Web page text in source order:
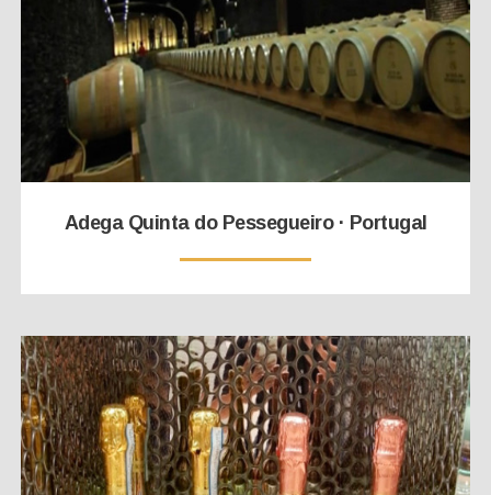
Adega Quinta do Pessegueiro · Portugal